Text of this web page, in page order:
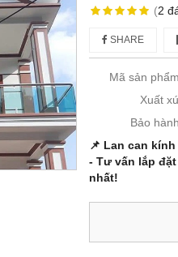
(2
SHARE
Mã sản
Xuất
Bảo
📌 Lan can
- Tư vấn lắp
nhất!